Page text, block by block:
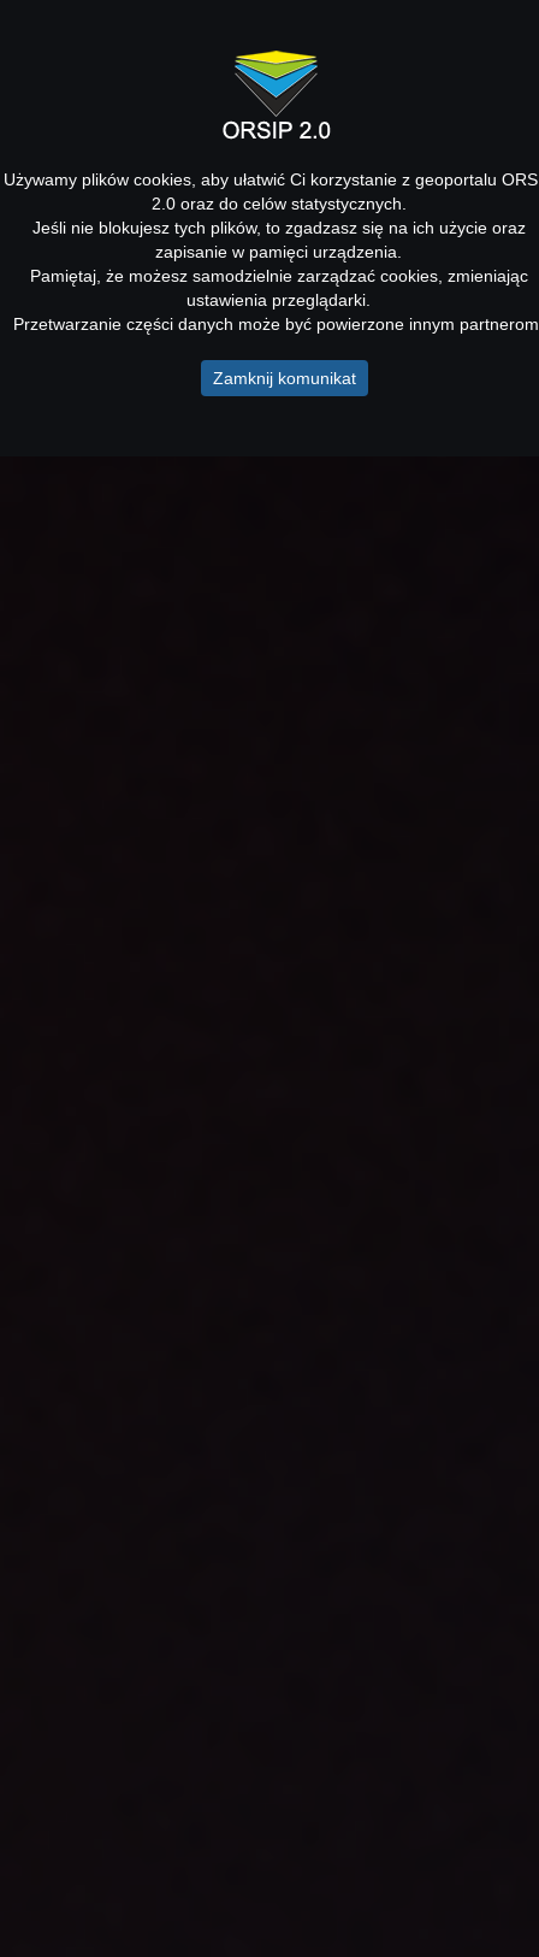
Używamy plików cookies, aby ułatwić Ci korzystanie z geoportalu
2.0 oraz do celów statystycznych.
Jeśli nie blokujesz tych plików, to zgadzasz się na ich użycie oraz
zapisanie w pamięci urządzenia.
Pamiętaj, że możesz samodzielnie zarządzać cookies, zmieniając
ustawienia przeglądarki.
Przetwarzanie części danych może być powierzone innym
Zamknij komunikat